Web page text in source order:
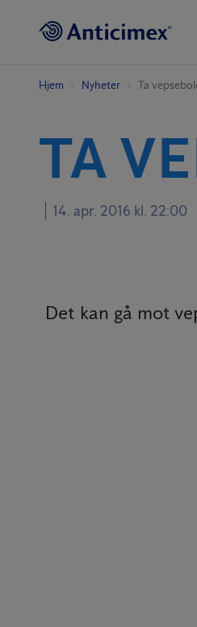
Hjem Nyheter Ta
TA
14. apr. 2016 kl. 22:00
Det kan gå mot